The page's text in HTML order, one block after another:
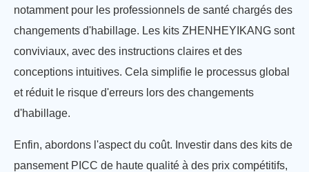
notamment pour les professionnels de santé chargés des
changements d'habillage. Les kits ZHENHEYIKANG sont
conviviaux, avec des instructions claires et des
conceptions intuitives. Cela simplifie le processus global
et réduit le risque d'erreurs lors des changements
d'habillage.
Enfin, abordons l'aspect du coût. Investir dans des kits de
pansement PICC de haute qualité à des prix compétitifs,